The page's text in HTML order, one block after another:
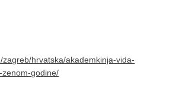
hrvatska/akademkinja-vida-
godine/